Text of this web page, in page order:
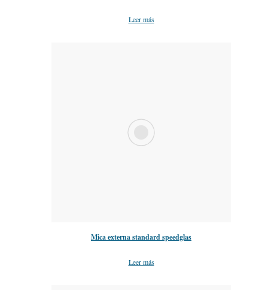
Leer más
Mica externa standard speedglas
Leer más